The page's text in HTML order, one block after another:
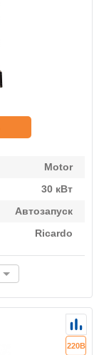
Motor
30 кВт
Автозапуск
Ricardo
220В